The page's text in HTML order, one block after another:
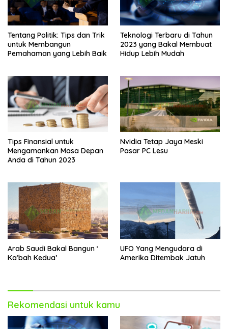
Tentang Politik: Tips dan Trik
untuk Membangun
Pemahaman yang Lebih Baik
Teknologi Terbaru di Tahun
2023 yang Bakal Membuat
Hidup Lebih Mudah
Tips Finansial untuk
Mengamankan Masa Depan
Anda di Tahun 2023
Nvidia Tetap Jaya Meski
Pasar PC Lesu
Arab Saudi Bakal Bangun ‘
Ka’bah Kedua’
UFO Yang Mengudara di
Amerika Ditembak Jatuh
Rekomendasi untuk kamu